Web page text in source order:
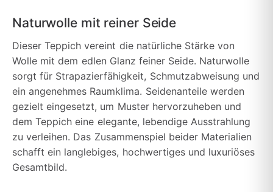
Naturwolle mit reiner Seide
Dieser Teppich vereint die natürliche Stärke von
Wolle mit dem edlen Glanz feiner Seide. Naturwolle
sorgt für Strapazierfähigkeit, Schmutzabweisung und
ein angenehmes Raumklima. Seidenanteile werden
gezielt eingesetzt, um Muster hervorzuheben und
dem Teppich eine elegante, lebendige Ausstrahlung
zu verleihen. Das Zusammenspiel beider Materialien
schafft ein langlebiges, hochwertiges und luxuriöses
Gesamtbild.